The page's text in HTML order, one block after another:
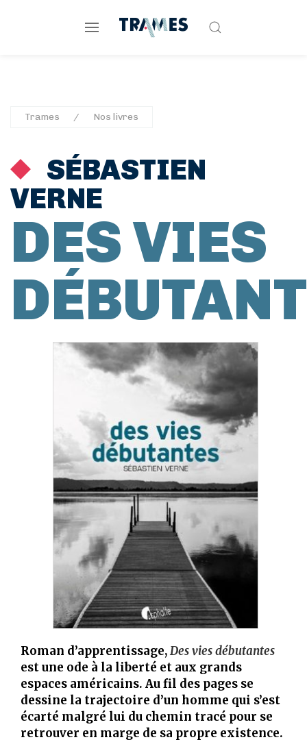
Trames Nos livres
SÉBASTIEN
VERNE
DES VIES
Roman d’apprentissage,Des vies débutantes
est une ode à la liberté et aux grands
espaces américains. Au fil des pages se
dessine la trajectoire d’un homme qui s’est
écarté malgré lui du chemin tracé pour se
retrouver en marge de sa propre existence.